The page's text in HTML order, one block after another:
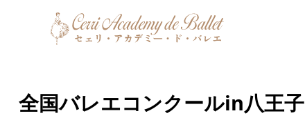
全国バレエコンクールin八王子